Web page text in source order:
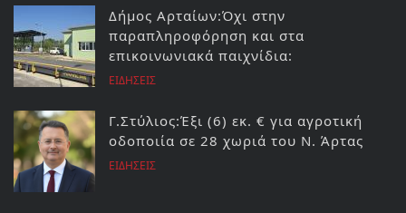
Δήμος Αρταίων:Όχι στην
παραπληροφόρηση και στα
επικοινωνιακά παιχνίδια:
ΕΙΔΗΣΕΙΣ
Γ.Στύλιος:Έξι (6) εκ. € για αγροτική
οδοποιία σε 28 χωριά του Ν. Άρτας
ΕΙΔΗΣΕΙΣ